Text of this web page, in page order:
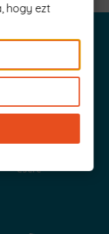
kuponod!
Csere
hogy ezt